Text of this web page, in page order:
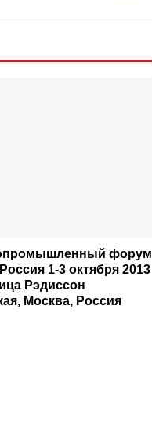
форум
1-3 октября 2013
Рэдиссон
Москва, Россия